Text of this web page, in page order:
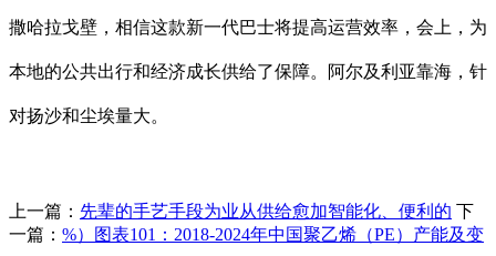
撒哈拉戈壁，相信这款新一代巴士将提高运营效率，会上，为
本地的公共出行和经济成长供给了保障。阿尔及利亚靠海，针
对扬沙和尘埃量大。
上一篇： 先辈的手艺手段为业从供给愈加智能化、便利的 下
一篇： %）图表101：2018-2024年中国聚乙烯（PE）产能及变